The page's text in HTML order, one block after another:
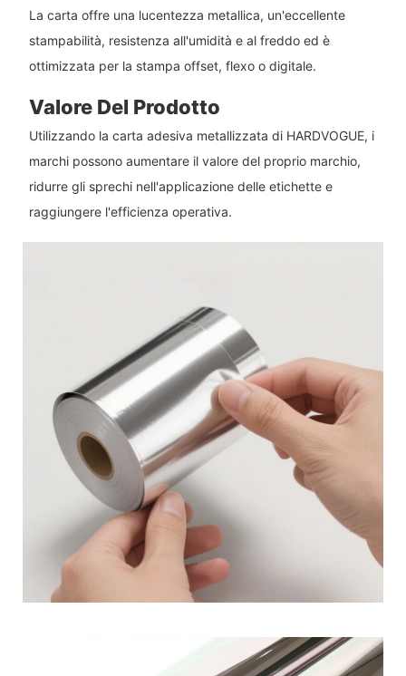
La carta offre una lucentezza metallica, un'eccellente
stampabilità, resistenza all'umidità e al freddo ed è
ottimizzata per la stampa offset, flexo o digitale.
Valore Del Prodotto
Utilizzando la carta adesiva metallizzata di HARDVOGUE, i
marchi possono aumentare il valore del proprio marchio,
ridurre gli sprechi nell'applicazione delle etichette e
raggiungere l'efficienza operativa.